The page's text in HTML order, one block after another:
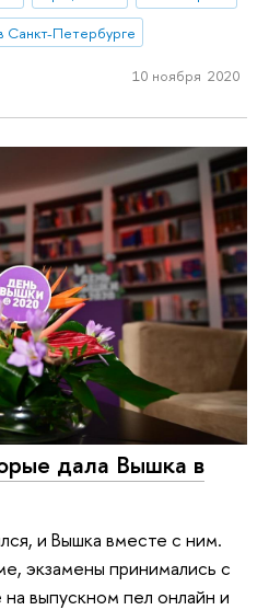
Петербурге
10 ноября 2020
дала Вышка в
и Вышка вместе с ним.
экзамены принимались с
выпускном пел онлайн и